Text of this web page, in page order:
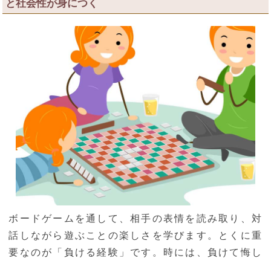
と社会性が身につく
ボードゲームを通して、相手の表情を読み取り、対
話しながら遊ぶことの楽しさを学びます。とくに重
要なのが「負ける経験」です。時には、負けて悔し